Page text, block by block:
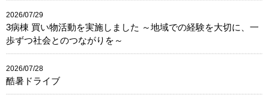
2026/07/29
3病棟 買い物活動を実施しました ～地域での経験を大切に、一
歩ずつ社会とのつながりを～
2026/07/28
酷暑ドライブ